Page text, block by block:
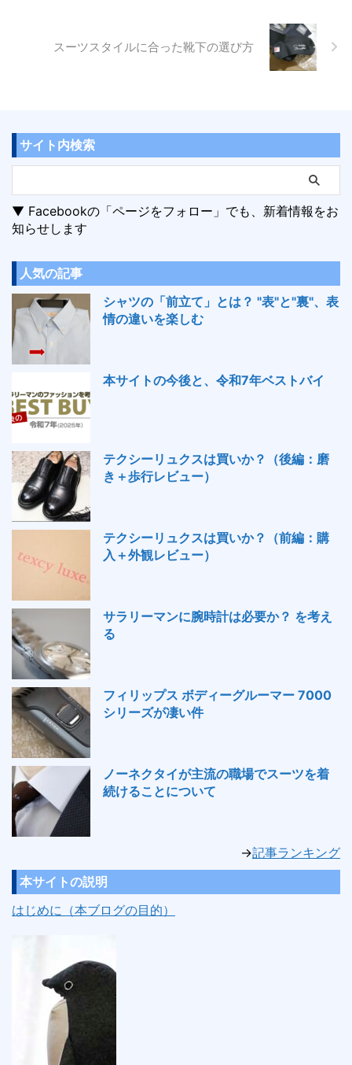
スーツスタイルに合った靴下の選び方
サイト内検索
▼ Facebookの「ページをフォロー」でも、新着情報をお
知らせします
人気の記事
シャツの「前立て」とは？ "表"と"裏"、表
情の違いを楽しむ
本サイトの今後と、令和7年ベストバイ
テクシーリュクスは買いか？（後編：磨
き＋歩行レビュー）
テクシーリュクスは買いか？（前編：購
入＋外観レビュー）
サラリーマンに腕時計は必要か？ を考え
る
フィリップス ボディーグルーマー 7000
シリーズが凄い件
ノーネクタイが主流の職場でスーツを着
続けることについて
→記事ランキング
本サイトの説明
はじめに（本ブログの目的）